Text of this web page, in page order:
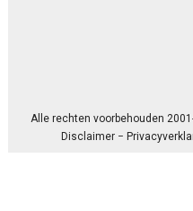
Alle rechten voorbehouden
Disclaimer −